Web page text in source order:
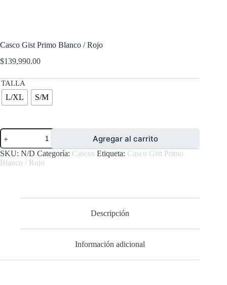
Casco Gist Primo Blanco / Rojo
$139,990.00
TALLA
L/XL S/M
Casco
Gist
Primo
Blanco
/
Agregar al carrito
SKU: N/D Categoría: Cascos Etiqueta: Casco Gist Primo
Blanco / Rojo
Descripción
Información adicional